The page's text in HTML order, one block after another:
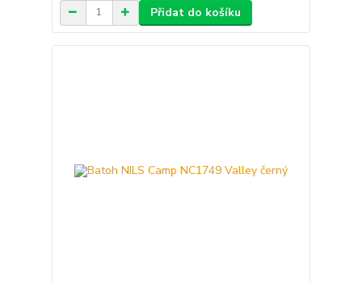
Přidat do košíku